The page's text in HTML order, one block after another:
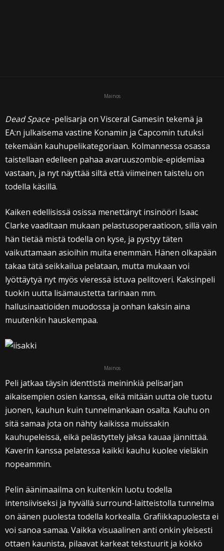
Mainos
Dead Space-pelisarja on Visceral Gamesin tekemä ja
EA:n julkaisema vastine Konamin ja Capcomin tutuksi
tekemään kauhupelikategoriaan. Kolmannessa osassa
taistellaan edelleen pahaa avaruuszombie-epidemiaa
vastaan, ja nyt näyttää siltä että viimeinen taistelu on
todella käsillä.
Kaiken edellisissä osissa menettänyt insinööri Isaac
Clarke vaaditaan mukaan pelastusoperaatioon, sillä vain
hän tietää mistä todella on kyse, ja pystyy täten
vaikuttamaan asioihin muita enemmän. Hänen olkapään
takaa tätä seikkailua pelataan, mutta mukaan voi
lyöttäytyä nyt myös vieressä istuva pelitoveri. Kaksinpeli
tuokin uutta lisämaustetta tarinaan mm.
hallusinaatioiden muodossa ja onhan kaksin aina
muutenkin hauskempaa.
Mainos
Peli jatkaa täysin identtistä meininkiä pelisarjan
aikaisempien osien kanssa, eikä mitään uutta ole tuotu
juonen, kauhun kuin tunnelmankaan osalta. Kauhu on
sitä samaa jota on nähty kaikissa muissakin
kauhupeleissä, eikä pelästyttely jaksa kauaa jännittää.
Kaverin kanssa pelatessa kaikki kauhu kuolee vieläkin
nopeammin.
Pelin äänimaailma on kuitenkin luotu todella
intensiiviseksi ja hyvällä surround-laitteistolla tunnelma
on äänen puolesta todella korkealla. Grafiikkapuolesta ei
voi sanoa samaa. Vaikka visuaalinen anti onkin yleisesti
ottaen kaunista, pilaavat karkeat tekstuurit ja kökkö